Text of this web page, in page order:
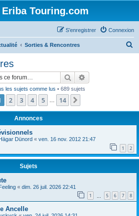
Touring.com
Connexion
S’enregistrer
Sorties & Rencontres
h
r
Rechercher
les sujets comme lus • 689 sujets
1sur14
2 3 4 5 14
Annonces
Dünord « ven. 16 nov. 2012 21:47
1 2
Sujets
« dim. 26 juil. 2026 22:41
1 5 6 7 8
Ancelle